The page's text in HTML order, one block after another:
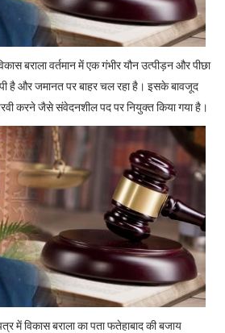
बराला वर्तमान में एक गंभीर यौन उत्पीड़न और पीछा
है और जमानत पर बाहर चल रहा है। इसके बावजूद
करने जैसे संवेदनशील पद पर नियुक्त किया गया है।
में विकास बराला का पता फतेहाबाद की बजाय